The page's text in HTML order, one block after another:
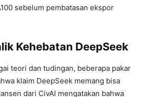
sebelum pembatasan ekspor
Kehebatan DeepSeek
teori dan tudingan, beberapa pakar
klaim DeepSeek memang bisa
dari CivAI mengatakan bahwa